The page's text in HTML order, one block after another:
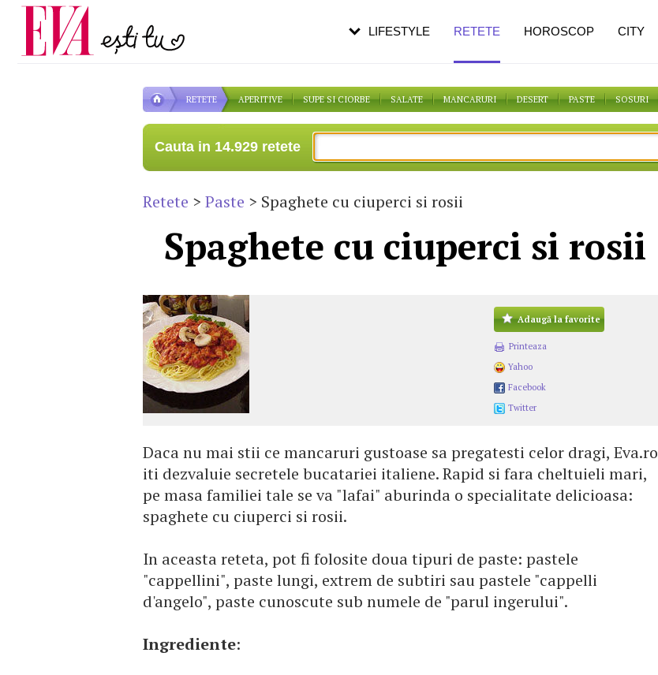
RETETE APERITIVE SUPE SI CIORBE SALATE MANCARURI DESERT PASTE SOSURI
Cauta in 14.929 retete
Retete > Paste > Spaghete cu ciuperci si rosii
Spaghete cu ciuperci si rosii
Adaugă la favorite
Printeaza
Yahoo
Facebook
Twitter
Daca nu mai stii ce mancaruri gustoase sa pregatesti celor dragi, Eva.ro
iti dezvaluie secretele bucatariei italiene. Rapid si fara cheltuieli mari,
pe masa familiei tale se va "lafai" aburinda o specialitate delicioasa:
spaghete cu ciuperci si rosii.
In aceasta reteta, pot fi folosite doua tipuri de paste: pastele
"cappellini", paste lungi, extrem de subtiri sau pastele "cappelli
d'angelo", paste cunoscute sub numele de "parul ingerului".
Ingrediente:
LIFESTYLE RETETE HOROSCOP CITY
Carieră
Actualitate